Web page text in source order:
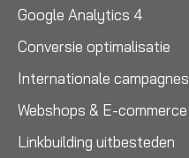
Google Analytics 4
Conversie optimalisatie
Internationale campagnes
Webshops & E-commerce
Linkbuilding uitbesteden